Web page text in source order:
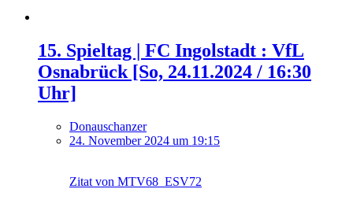
15. Spieltag | FC Ingolstadt : VfL
Osnabrück [So, 24.11.2024 / 16:30
Uhr]
Donauschanzer
24. November 2024 um 19:15
Zitat von MTV68_ESV72